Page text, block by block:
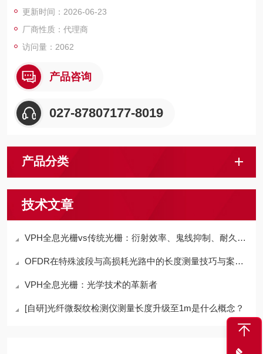
更新时间：2026-06-23
厂商性质：代理商
访问量：2062
产品咨询
027-87807177-8019
产品分类
技术文章
VPH全息光栅vs传统光栅：衍射效率、鬼线抑制、耐久性全面PK
OFDR在特殊波段与高损耗光路中的长度测量技巧与案例解析
VPH全息光栅：光学技术的革新者
[自研]光纤微裂纹检测仪测量长度升级至1m是什么概念？